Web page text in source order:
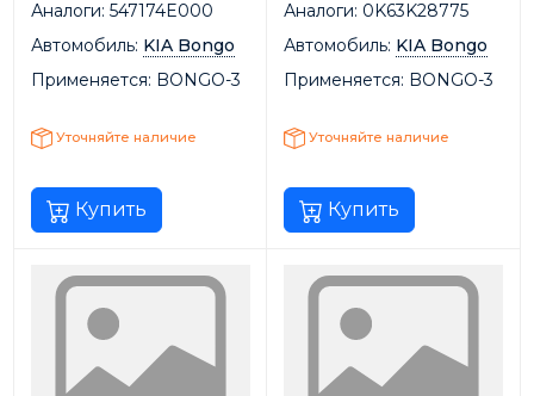
Аналоги: 547174E000
Автомобиль: KIA Bongo
Применяется: BONGO-3
Уточняйте наличие
Купить
Аналоги: 0K63K28775
Автомобиль: KIA Bongo
Применяется: BONGO-3
Уточняйте наличие
Купить